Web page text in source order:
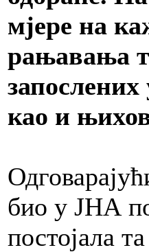
мјере на
рањавања
као и
био у ЈНА
постојала